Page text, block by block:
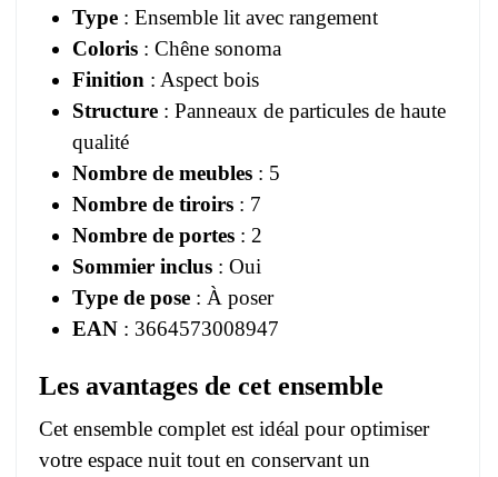
Type : Ensemble lit avec rangement
Coloris : Chêne sonoma
Finition : Aspect bois
Structure : Panneaux de particules de haute
qualité
Nombre de meubles : 5
Nombre de tiroirs : 7
Nombre de portes : 2
Sommier inclus : Oui
Type de pose : À poser
EAN : 3664573008947
Les avantages de cet ensemble
Cet ensemble complet est idéal pour optimiser
votre espace nuit tout en conservant un